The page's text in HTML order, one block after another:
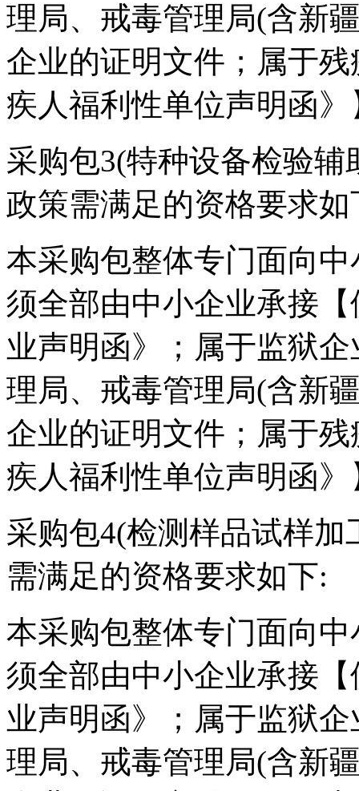
理局、戒毒管理局(含新
企业的证明文件；属于
疾人福利性单位声明函》
采购包3(特种设备检验
政策需满足的资格要求如
本采购包整体专门面向
须全部由中小企业承接
业声明函》；属于监狱
理局、戒毒管理局(含新
企业的证明文件；属于
疾人福利性单位声明函》
采购包4(检测样品试样
需满足的资格要求如下:
本采购包整体专门面向
须全部由中小企业承接
业声明函》；属于监狱
理局、戒毒管理局(含新